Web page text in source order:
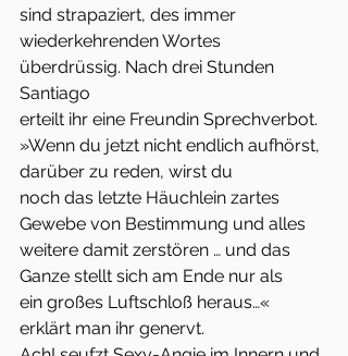
sind strapaziert, des immer
wiederkehrenden Wortes
überdrüssig. Nach drei Stunden
Santiago
erteilt ihr eine Freundin Sprechverbot.
»Wenn du jetzt nicht endlich aufhörst,
darüber zu reden, wirst du
noch das letzte Häuchlein zartes
Gewebe von Bestimmung und alles
weitere damit zerstören … und das
Ganze stellt sich am Ende nur als
ein großes Luftschloß heraus…«
erklärt man ihr genervt.